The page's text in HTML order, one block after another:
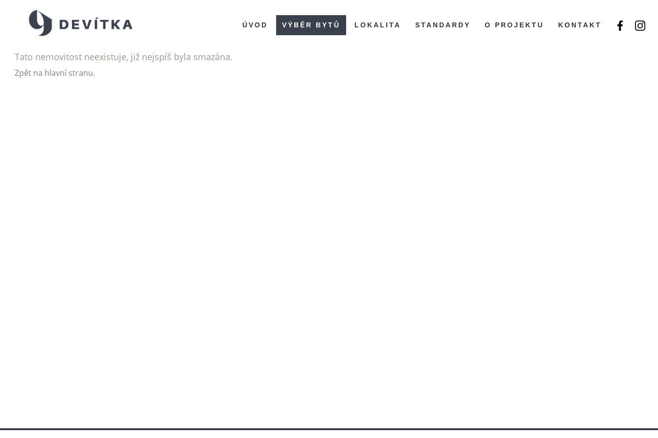
ÚVOD VÝBĚR BYTŮ LOKALITA STANDARDY O PROJEKTU KONTAKT
Tato nemovitost neexistuje, již nejspíš byla smazána.
Zpět na hlavní stranu.